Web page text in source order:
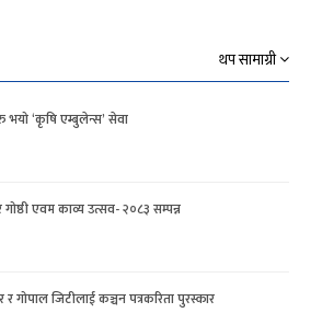
थप सामाग्री
भयो ‘कृषि एम्बुलेन्स’ सेवा
गोष्ठी एवम काव्य उत्सव- २०८३ सम्पन्न
गोपाल जिटीलाई कञ्चन पत्रकरिता पुरस्कार